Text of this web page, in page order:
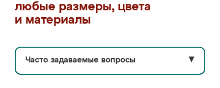
любые размеры, цвета
и материалы
Часто задаваемые вопросы ▼